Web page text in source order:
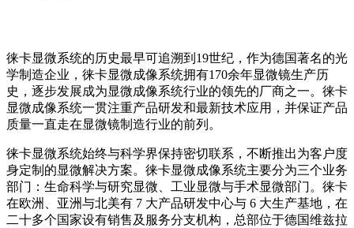
徕卡显微系统的历史最早可追溯到19世纪，作为德国著名的光
学制造企业，徕卡显微成像系统拥有170余年显微镜生产历
史，逐步发展成为显微成像系统行业的领先的厂商之一。徕卡
显微成像系统一贯注重产品研发和最新技术应用，并保证产品
质量一直走在显微镜制造行业的前列。
徕卡显微系统始终与科学界保持密切联系，不断推出为客户度
身定制的显微解决方案。徕卡显微成像系统主要分为三个业务
部门：生命科学与研究显微、工业显微与手术显微部门。徕卡
在欧洲、亚洲与北美有 7 大产品研发中心与 6 大生产基地，在
二十多个国家设有销售及服务分支机构，总部位于德国维兹拉